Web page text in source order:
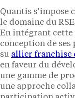
Quantis s’impose
le domaine du
En intégrant cette
conception de ses
su allier franchise
en faveur du
une gamme de
une approche